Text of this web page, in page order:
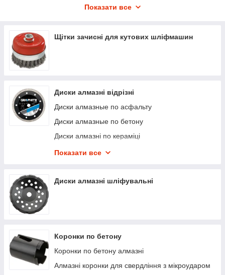
представлені в нашому каталозі, відрізняються
зачищати старі шари обробки, різати пластик, кераміку,
дерево і метал, а є аксесуари, що дозволяють акуратно
розрізати і підпилювати матеріал, свердлити і вирізати пази.
В магазині «Арсенал Інструменту» ви знайдете витратні
Показати все
Щітки зачисні для кутових шліфмашин
Диски алмазні відрізні
Диски алмазные по асфальту
Диски алмазные по бетону
Диски алмазні по кераміці
Диски алмазные по граниту
Показати все
Диски алмазні шліфувальні
Коронки по бетону
Коронки по бетону алмазні
Алмазні коронки для свердління з мікроударом